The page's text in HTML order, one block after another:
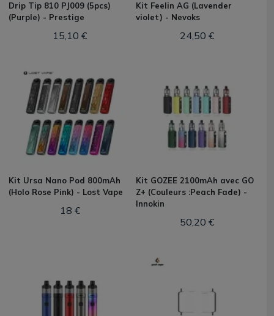
Drip Tip 810 PJ009 (5pcs)
(Purple) - Prestige
15,10 €
Kit Feelin AG (Lavender
violet) - Nevoks
24,50 €
Kit Ursa Nano Pod 800mAh
(Holo Rose Pink) - Lost Vape
18 €
Kit GOZEE 2100mAh avec GO
Z+ (Couleurs :Peach Fade) -
Innokin
50,20 €